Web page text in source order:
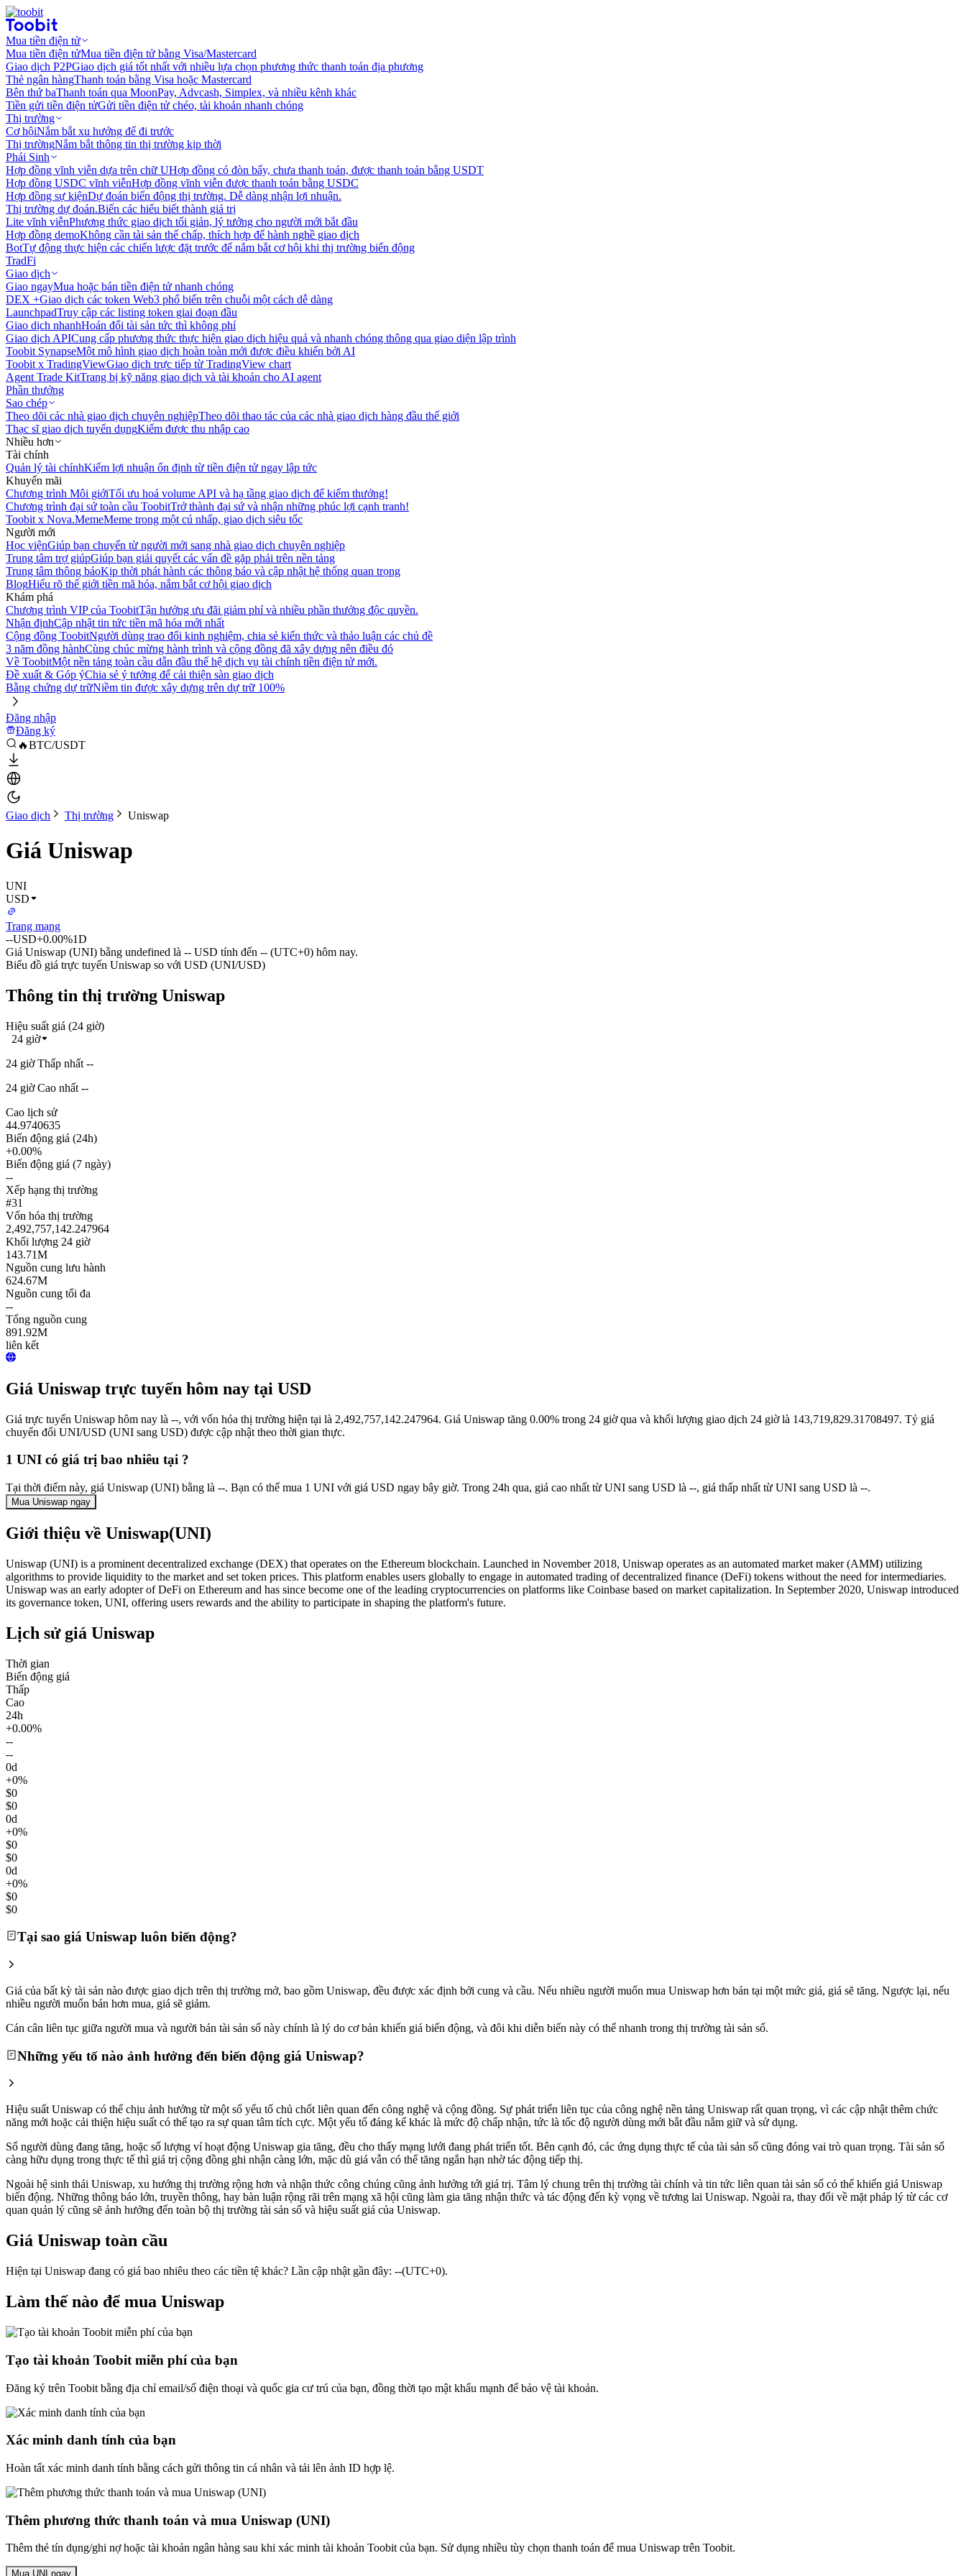
Mua tiền điện tử
Mua tiền điện tửMua tiền điện tử bằng Visa/Mastercard
Giao dịch P2PGiao dịch giá tốt nhất với nhiều lựa chọn phương thức thanh toán địa phương
Thẻ ngân hàngThanh toán bằng Visa hoặc Mastercard
Bên thứ baThanh toán qua MoonPay, Advcash, Simplex, và nhiều kênh khác
Tiền gửi tiền điện tửGửi tiền điện tử chéo, tài khoản nhanh chóng
Thị trường
Cơ hộiNắm bắt xu hướng để đi trước
Thị trườngNắm bắt thông tin thị trường kịp thời
Phái Sinh
Hợp đồng vĩnh viễn dựa trên chữ UHợp đồng có đòn bẩy, chưa thanh toán, được thanh toán bằng USDT
Hợp đồng USDC vĩnh viễnHợp đồng vĩnh viễn được thanh toán bằng USDC
Hợp đồng sự kiệnDự đoán biến động thị trường. Dễ dàng nhận lợi nhuận.
Thị trường dự đoán.Biến các hiểu biết thành giá trị
Lite vĩnh viễnPhương thức giao dịch tối giản, lý tưởng cho người mới bắt đầu
Hợp đồng demoKhông cần tài sản thế chấp, thích hợp để hành nghề giao dịch
BotTự động thực hiện các chiến lược đặt trước để nắm bắt cơ hội khi thị trường biến động
TradFi
Giao dịch
Giao ngayMua hoặc bán tiền điện tử nhanh chóng
DEX +Giao dịch các token Web3 phổ biến trên chuỗi một cách dễ dàng
LaunchpadTruy cập các listing token giai đoạn đầu
Giao dịch nhanhHoán đổi tài sản tức thì không phí
Giao dịch APICung cấp phương thức thực hiện giao dịch hiệu quả và nhanh chóng thông qua giao diện lập trình
Toobit SynapseMột mô hình giao dịch hoàn toàn mới được điều khiển bởi AI
Toobit x TradingViewGiao dịch trực tiếp từ TradingView chart
Agent Trade KitTrang bị kỹ năng giao dịch và tài khoản cho AI agent
Phần thưởng
Sao chép
Theo dõi các nhà giao dịch chuyên nghiệpTheo dõi thao tác của các nhà giao dịch hàng đầu thế giới
Thạc sĩ giao dịch tuyển dụngKiếm được thu nhập cao
Nhiều hơn
Tài chính
Quản lý tài chínhKiếm lợi nhuận ổn định từ tiền điện tử ngay lập tức
Khuyến mãi
Chương trình Môi giớiTối ưu hoá volume API và hạ tầng giao dịch để kiếm thưởng!
Chương trình đại sứ toàn cầu ToobitTrở thành đại sứ và nhận những phúc lợi cạnh tranh!
Toobit x Nova.MemeMeme trong một cú nhấp, giao dịch siêu tốc
Người mới
Học việnGiúp bạn chuyển từ người mới sang nhà giao dịch chuyên nghiệp
Trung tâm trợ giúpGiúp bạn giải quyết các vấn đề gặp phải trên nền tảng
Trung tâm thông báoKịp thời phát hành các thông báo và cập nhật hệ thống quan trọng
BlogHiểu rõ thế giới tiền mã hóa, nắm bắt cơ hội giao dịch
Khám phá
Chương trình VIP của ToobitTận hưởng ưu đãi giảm phí và nhiều phần thưởng độc quyền.
Nhận địnhCập nhật tin tức tiền mã hóa mới nhất
Cộng đồng ToobitNgười dùng trao đổi kinh nghiệm, chia sẻ kiến thức và thảo luận các chủ đề
3 năm đồng hànhCùng chúc mừng hành trình và cộng đồng đã xây dựng nên điều đó
Về ToobitMột nền tảng toàn cầu dẫn đầu thế hệ dịch vụ tài chính tiền điện tử mới.
Đề xuất & Góp ýChia sẻ ý tưởng để cải thiện sàn giao dịch
Bằng chứng dự trữNiềm tin được xây dựng trên dự trữ 100%
Đăng nhập
Đăng ký
🔥BTC/USDT
Giao dịch Thị trường Uniswap
Giá Uniswap
UNI
USD
Trang mạng
--USD+0.00%1D
Giá Uniswap (UNI) bằng undefined là -- USD tính đến -- (UTC+0) hôm nay.
Biểu đồ giá trực tuyến Uniswap so với USD (UNI/USD)
Thông tin thị trường Uniswap
Hiệu suất giá (24 giờ)
24 giờ
24 giờ Thấp nhất --
24 giờ Cao nhất --
Cao lịch sử
44.9740635
Biến động giá (24h)
+0.00%
Biến động giá (7 ngày)
--
Xếp hạng thị trường
#31
Vốn hóa thị trường
2,492,757,142.247964
Khối lượng 24 giờ
143.71M
Nguồn cung lưu hành
624.67M
Nguồn cung tối đa
--
Tổng nguồn cung
891.92M
liên kết
Giá Uniswap trực tuyến hôm nay tại USD
Giá trực tuyến Uniswap hôm nay là --, với vốn hóa thị trường hiện tại là 2,492,757,142.247964. Giá Uniswap tăng 0.00% trong 24 giờ qua và khối lượng giao dịch 24 giờ là 143,719,829.31708497. Tỷ giá
chuyển đổi UNI/USD (UNI sang USD) được cập nhật theo thời gian thực.
1 UNI có giá trị bao nhiêu tại ?
Tại thời điểm này, giá Uniswap (UNI) bằng là --. Bạn có thể mua 1 UNI với giá USD ngay bây giờ. Trong 24h qua, giá cao nhất từ UNI sang USD là --, giá thấp nhất từ UNI sang USD là --.
Mua Uniswap ngay
Giới thiệu về Uniswap(UNI)
Uniswap (UNI) is a prominent decentralized exchange (DEX) that operates on the Ethereum blockchain. Launched in November 2018, Uniswap operates as an automated market maker (AMM) utilizing
algorithms to provide liquidity to the market and set token prices. This platform enables users globally to engage in automated trading of decentralized finance (DeFi) tokens without the need for intermediaries.
Uniswap was an early adopter of DeFi on Ethereum and has since become one of the leading cryptocurrencies on platforms like Coinbase based on market capitalization. In September 2020, Uniswap introduced
its governance token, UNI, offering users rewards and the ability to participate in shaping the platform's future.
Lịch sử giá Uniswap
Thời gian
Biến động giá
Thấp
Cao
24h
+0.00%
--
--
0d
+0%
$0
$0
0d
+0%
$0
$0
0d
+0%
$0
$0
Tại sao giá Uniswap luôn biến động?
Giá của bất kỳ tài sản nào được giao dịch trên thị trường mở, bao gồm Uniswap, đều được xác định bởi cung và cầu. Nếu nhiều người muốn mua Uniswap hơn bán tại một mức giá, giá sẽ tăng. Ngược lại, nếu
nhiều người muốn bán hơn mua, giá sẽ giảm.
Cán cân liên tục giữa người mua và người bán tài sản số này chính là lý do cơ bản khiến giá biến động, và đôi khi diễn biến này có thể nhanh trong thị trường tài sản số.
Những yếu tố nào ảnh hưởng đến biến động giá Uniswap?
Hiệu suất Uniswap có thể chịu ảnh hưởng từ một số yếu tố chủ chốt liên quan đến công nghệ và cộng đồng. Sự phát triển liên tục của công nghệ nền tảng Uniswap rất quan trọng, vì các cập nhật thêm chức
năng mới hoặc cải thiện hiệu suất có thể tạo ra sự quan tâm tích cực. Một yếu tố đáng kể khác là mức độ chấp nhận, tức là tốc độ người dùng mới bắt đầu nắm giữ và sử dụng.
Số người dùng đang tăng, hoặc số lượng ví hoạt động Uniswap gia tăng, đều cho thấy mạng lưới đang phát triển tốt. Bên cạnh đó, các ứng dụng thực tế của tài sản số cũng đóng vai trò quan trọng. Tài sản số
càng hữu dụng trong thực tế thì giá trị cộng đồng ghi nhận càng lớn, mặc dù giá vẫn có thể tăng ngắn hạn nhờ tác động tiếp thị.
Ngoài hệ sinh thái Uniswap, xu hướng thị trường rộng hơn và nhận thức công chúng cũng ảnh hưởng tới giá trị. Tâm lý chung trên thị trường tài chính và tin tức liên quan tài sản số có thể khiến giá Uniswap
biến động. Những thông báo lớn, truyền thông, hay bàn luận rộng rãi trên mạng xã hội cũng làm gia tăng nhận thức và tác động đến kỳ vọng về tương lai Uniswap. Ngoài ra, thay đổi về mặt pháp lý từ các cơ
quan quản lý cũng sẽ ảnh hưởng đến toàn bộ thị trường tài sản số và hiệu suất giá của Uniswap.
Giá Uniswap toàn cầu
Hiện tại Uniswap đang có giá bao nhiêu theo các tiền tệ khác? Lần cập nhật gần đây: --(UTC+0).
Làm thế nào để mua Uniswap
Tạo tài khoản Toobit miễn phí của bạn
Đăng ký trên Toobit bằng địa chỉ email/số điện thoại và quốc gia cư trú của bạn, đồng thời tạo mật khẩu mạnh để bảo vệ tài khoản.
Xác minh danh tính của bạn
Hoàn tất xác minh danh tính bằng cách gửi thông tin cá nhân và tải lên ảnh ID hợp lệ.
Thêm phương thức thanh toán và mua Uniswap (UNI)
Thêm thẻ tín dụng/ghi nợ hoặc tài khoản ngân hàng sau khi xác minh tài khoản Toobit của bạn. Sử dụng nhiều tùy chọn thanh toán để mua Uniswap trên Toobit.
Mua UNI ngay